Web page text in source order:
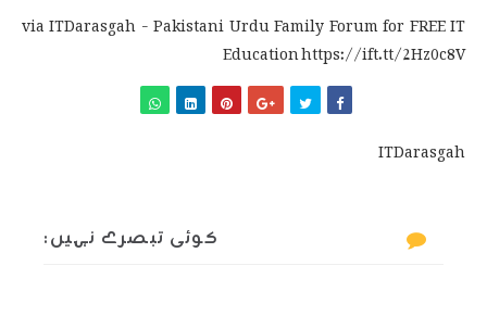
via ITDarasgah - Pakistani Urdu Family Forum for FREE IT
Education https://ift.tt/2Hz0c8V
ITDarasgah
کوئی تبصرے نہیں: